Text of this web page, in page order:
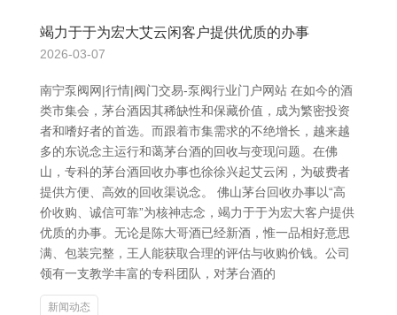
竭力于于为宏大艾云闲客户提供优质的办事
2026-03-07
南宁泵阀网|行情|阀门交易-泵阀行业门户网站 在如今的酒
类市集会，茅台酒因其稀缺性和保藏价值，成为繁密投资
者和嗜好者的首选。而跟着市集需求的不绝增长，越来越
多的东说念主运行和蔼茅台酒的回收与变现问题。在佛
山，专科的茅台酒回收办事也徐徐兴起艾云闲，为破费者
提供方便、高效的回收渠说念。 佛山茅台回收办事以“高
价收购、诚信可靠”为核神志念，竭力于于为宏大客户提供
优质的办事。无论是陈大哥酒已经新酒，惟一品相好意思
满、包装完整，王人能获取合理的评估与收购价钱。公司
领有一支教学丰富的专科团队，对茅台酒的
新闻动态